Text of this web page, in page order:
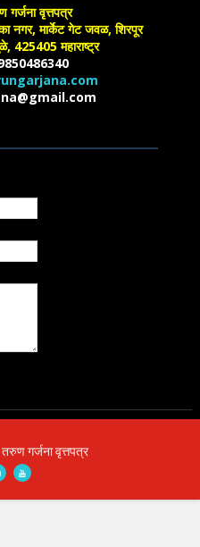
वृत्तपत्र
नगर, मार्केट गेट जवळ, शिरपूर
425405 महाराष्ट्र
9850486340
तरुण गर्जना वृत्तपत्र